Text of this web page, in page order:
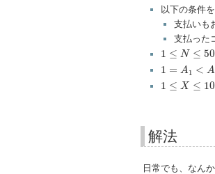
以下の条件
支払いも
支払った
1 ≤ N ≤ 50
1 N ≤50
1 = A1 < A
1 < ..
1 ≤ X ≤ 10
1 X ≤10 15
解法
日常でも、なん